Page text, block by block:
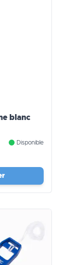
blanc
Disponible